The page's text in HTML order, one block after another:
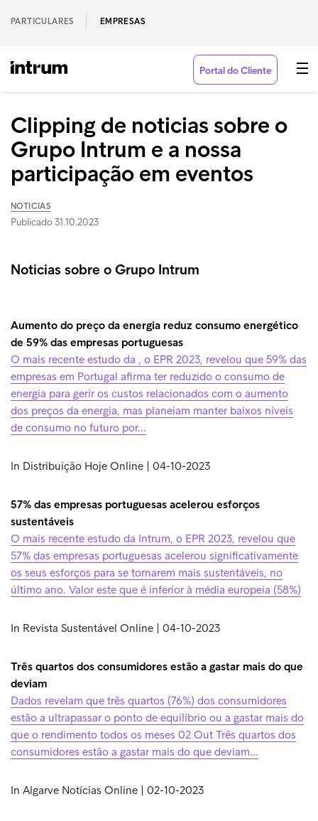
PARTICULARES EMPRESAS
Portal do Cliente
Clipping de noticias sobre o
Grupo Intrum e a nossa
participação em eventos
NOTICIAS
Publicado 31.10.2023
Noticias sobre o Grupo Intrum
Aumento do preço da energia reduz consumo energético
de 59% das empresas portuguesas
O mais recente estudo da , o EPR 2023, revelou que 59% das
empresas em Portugal afirma ter reduzido o consumo de
energia para gerir os custos relacionados com o aumento
dos preços da energia, mas planeiam manter baixos níveis
de consumo no futuro por...
In Distribuição Hoje Online | 04-10-2023
57% das empresas portuguesas acelerou esforços
sustentáveis
O mais recente estudo da Intrum, o EPR 2023, revelou que
57% das empresas portuguesas acelerou significativamente
os seus esforços para se tornarem mais sustentáveis, no
último ano. Valor este que é inferior à média europeia (58%)
In Revista Sustentável Online | 04-10-2023
Três quartos dos consumidores estão a gastar mais do que
deviam
Dados revelam que três quartos (76%) dos consumidores
estão a ultrapassar o ponto de equilíbrio ou a gastar mais do
que o rendimento todos os meses 02 Out Três quartos dos
consumidores estão a gastar mais do que deviam...
In Algarve Notícias Online | 02-10-2023